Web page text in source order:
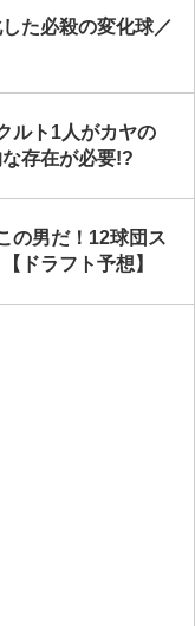
た必殺の変化球／
ルト1人がカヤの
存在が必要!?
の男だ！12球団ス
ドラフト予想】